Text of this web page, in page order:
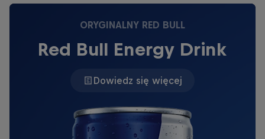
ORYGINALNY RED BULL
Red Bull Energy Drink
Dowiedz się więcej